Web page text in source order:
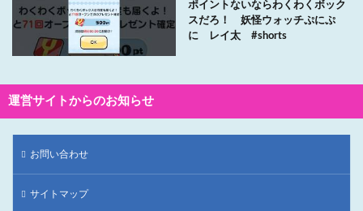
ポイントないならわくわくボック
スだろ！ 妖怪ウォッチぷにぷ
に レイ太 #shorts
運営サイトからのお知らせ
お問い合わせ
サイトマップ